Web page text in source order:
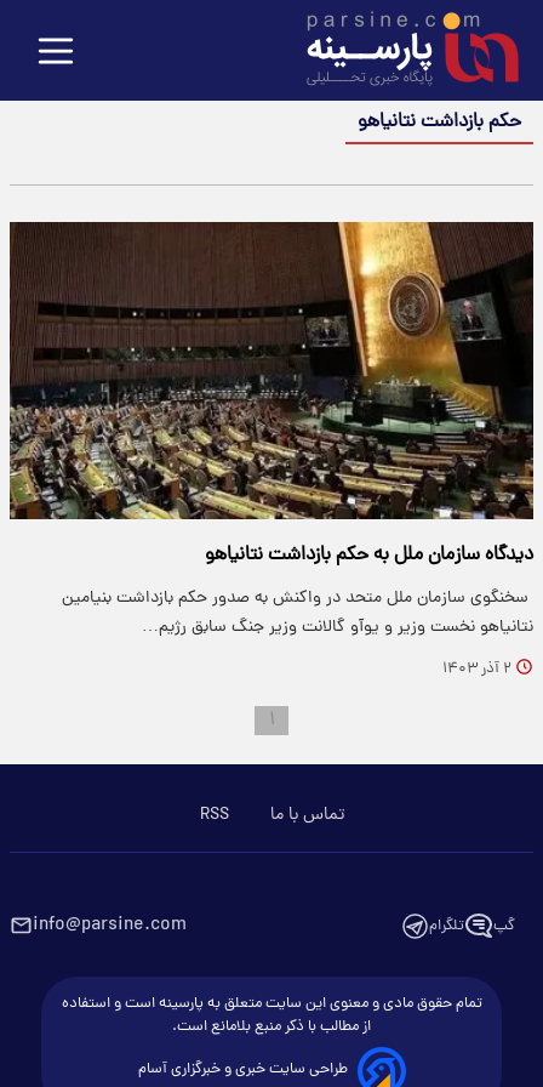
حکم بازداشت نتانیاهو
دیدگاه سازمان ملل به حکم بازداشت نتانیاهو
​ سخنگوی سازمان ملل متحد در واکنش به صدور حکم بازداشت بنیامین
نتانیاهو نخست وزیر و یوآو گالانت وزیر جنگ سابق رژیم…
۲ آذر ۱۴۰۳
۱
تماس با ما RSS
گپ تلگرام info@parsine.com
تمام حقوق مادی و معنوی این سایت متعلق به پارسینه است و استفاده
از مطالب با ذکر منبع بلامانع است.
طراحی سایت خبری و خبرگزاری آسام